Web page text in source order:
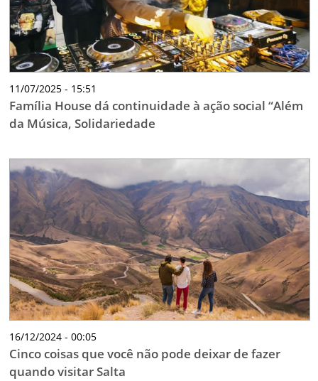
PARCEIROS
QUEM SOMOS - EQUIPE
CONTATO
11/07/2025 - 15:51
Família House dá continuidade à ação social “Além
da Música, Solidariedade
16/12/2024 - 00:05
Cinco coisas que você não pode deixar de fazer
quando visitar Salta